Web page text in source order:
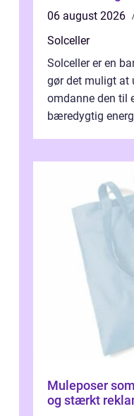
06 august 2026
Solceller
Solceller er en
gør det muligt at
omdanne den til
bæredygtig
Muleposer
og stærkt